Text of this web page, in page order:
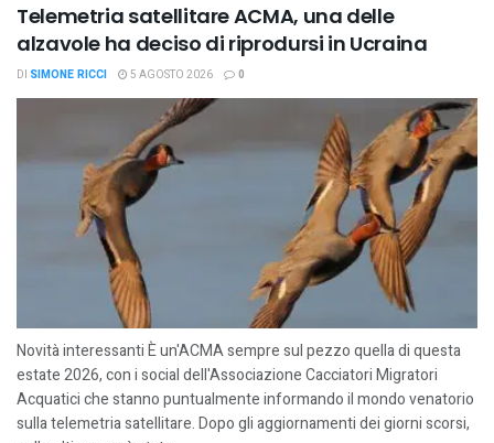
Telemetria satellitare ACMA, una delle
alzavole ha deciso di riprodursi in Ucraina
DI SIMONE RICCI 5 AGOSTO 2026 0
Novità interessanti È un'ACMA sempre sul pezzo quella di questa
estate 2026, con i social dell'Associazione Cacciatori Migratori
Acquatici che stanno puntualmente informando il mondo venatorio
sulla telemetria satellitare. Dopo gli aggiornamenti dei giorni scorsi,